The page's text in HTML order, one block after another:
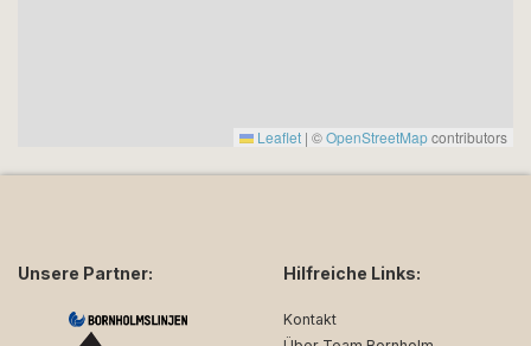
Leaflet | ©OpenStreetMapcontributors
Unsere Partner: Hilfreiche Links:
Kontakt